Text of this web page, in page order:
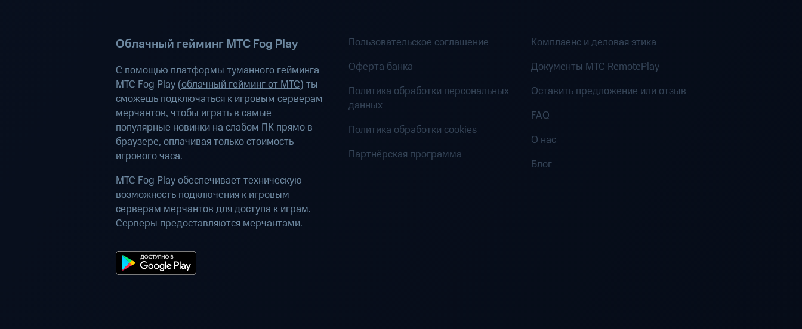
Облачный гейминг МТС Fog Play
С помощью платформы туманного гейминга
МТС Fog Play (облачный гейминг от МТС) ты
сможешь подключаться к игровым серверам
мерчантов, чтобы играть в самые
популярные новинки на слабом ПК прямо в
браузере, оплачивая только стоимость
игрового часа.
МТС Fog Play обеспечивает техническую
возможность подключения к игровым
серверам мерчантов для доступа к играм.
Серверы предоставляются мерчантами.
Пользовательское соглашение
Оферта банка
Политика обработки персональных
данных
Политика обработки cookies
Партнёрская программа
Комплаенс и деловая этика
Документы MTC RemotePlay
Оставить предложение или отзыв
FAQ
О нас
Блог